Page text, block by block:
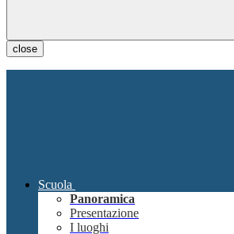
close
Scuola
Panoramica
Presentazione
I luoghi